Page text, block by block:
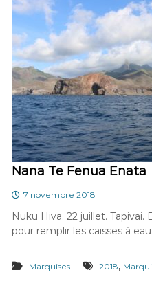
Nana Te Fenua Enata
7 novembre 2018
Nuku Hiva. 22 juillet.
pour remplir les caisses à
Marquises 2018,